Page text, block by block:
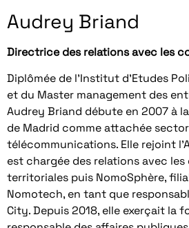
Audrey Briand
Directrice des relations avec les
Diplômée de l’Institut d’Etudes
et du Master management des
Audrey Briand débute en 2007 à
de Madrid comme attachée
télécommunications. Elle rejoint
est chargée des relations avec
territoriales puis NomoSphère,
Nomotech, en tant que
City. Depuis 2018, elle exerçait la